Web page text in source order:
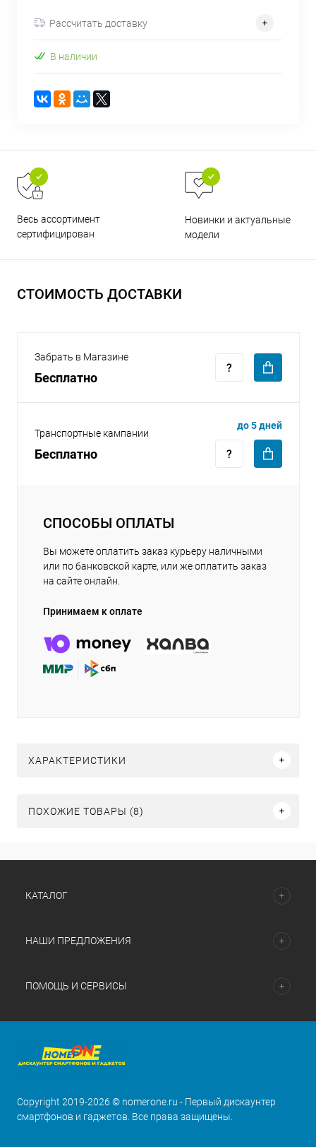
Рассчитать доставку
В наличии
Весь ассортимент
сертифицирован
Новинки и актуальные
модели
СТОИМОСТЬ ДОСТАВКИ
Забрать в Магазине
Бесплатно
Транспортные кампании
Бесплатно
до 5 дней
СПОСОБЫ ОПЛАТЫ
Вы можете оплатить заказ курьеру наличными
или по банковской карте, или же оплатить заказ
на сайте онлайн.
Принимаем к оплате
ХАРАКТЕРИСТИКИ
ПОХОЖИЕ ТОВАРЫ (8)
недели
КАТАЛОГ
НАШИ ПРЕДЛОЖЕНИЯ
ПОМОЩЬ И СЕРВИСЫ
Copyright 2019-2026 © nomerone.ru - Первый дискаунтер
смартфонов и гаджетов. Все права защищены.